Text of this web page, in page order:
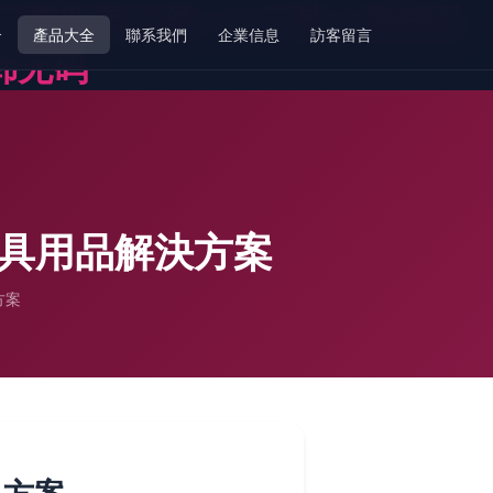
欧美在线-91日韩人妻精品
无码
產品大全 聯系我們 企業信息 訪客留言
用品解決方案
案